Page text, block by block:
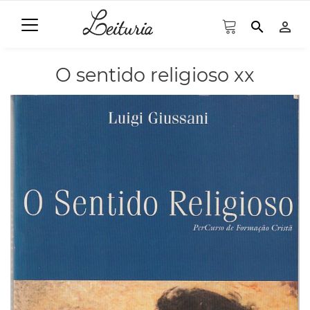
search person_outline
O sentido religioso xx